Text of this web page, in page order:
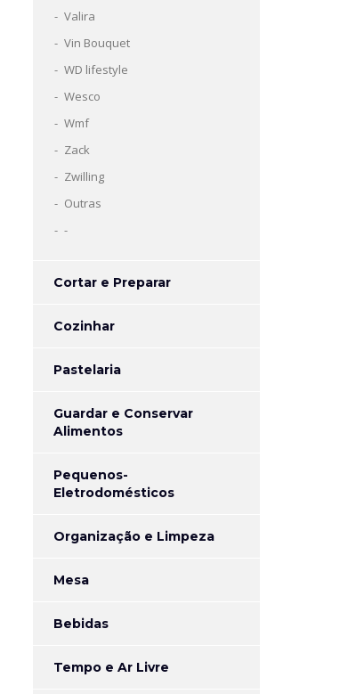
Valira
Vin Bouquet
WD lifestyle
Wesco
Wmf
Zack
Zwilling
Outras
-
Cortar e Preparar
Cozinhar
Pastelaria
Guardar e Conservar
Alimentos
Pequenos-
Eletrodomésticos
Organização e Limpeza
Mesa
Bebidas
Tempo e Ar Livre